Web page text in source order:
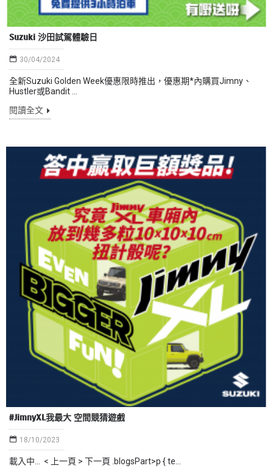
Suzuki 沙田試駕體驗日
30/04/2024
全新Suzuki Golden Week優惠限時推出，優惠期*內購買Jimny、
Hustler或Bandit ...
閱讀全文
#JimnyXL我最大 空間競猜遊戲
18/10/2023
載入中… < 上一頁 > 下一頁 .blogsPart>p { te...